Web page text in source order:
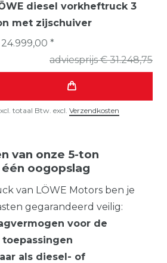
diesel vorkheftruck 3
met zijschuiver
adviesprijs € 31.248,75
*
totaal Btw. excl. Verzendkosten
van onze 5-ton
oogopslag
van LÖWE Motors ben je
gegarandeerd veilig:
voor de
als diesel- of